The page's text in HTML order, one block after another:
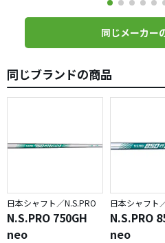
同じメーカー
同じブランドの商品
日本シャフト／N.S.PRO
N.S.PRO 750GH
neo
日本シャフト
N.S.PRO
neo